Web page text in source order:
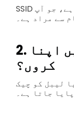
SSID کا مطلب سروس سیٹ شناخت کنندہ ہے، جو آپ
سے مراد ہے۔
2. میں اپنا SSID کیسے تلاش
کروں؟
لیبل کو چیک
جاتا ہے۔